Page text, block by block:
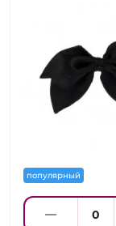
популярный